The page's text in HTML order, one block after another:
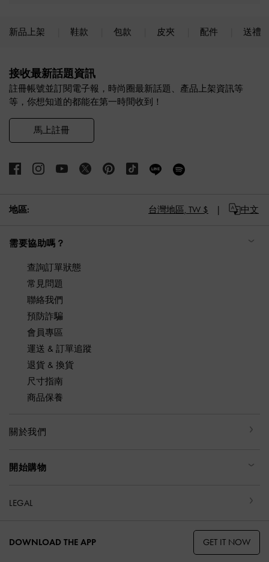
新品上架 鞋款 包款 皮夾 配件 送禮
接收最新話題資訊
註冊帳號並訂閱電子報，時尚圈最新話題、產品上架資訊等
等，你想知道的都能在第一時間收到！
馬上註冊
地區: 台灣地區, TW $ 中文
需要協助嗎？
查詢訂單狀態
常見問題
聯絡我們
預防詐騙
會員專區
運送 & 訂單追蹤
退貨 & 換貨
尺寸指南
商品保養
關於我們
開始購物
LEGAL
DOWNLOAD THE APP GET IT NOW